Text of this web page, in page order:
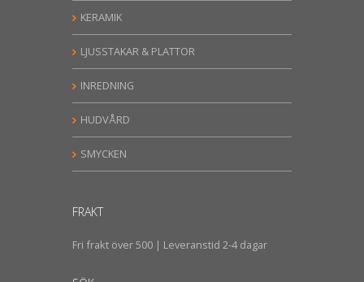
KERAMIK
LJUSSTAKAR & PLATTOR
INREDNING
HUDVÅRD
SMYCKEN
FRAKT
Fri frakt över 500 | Leveranstid 2-4 dagar